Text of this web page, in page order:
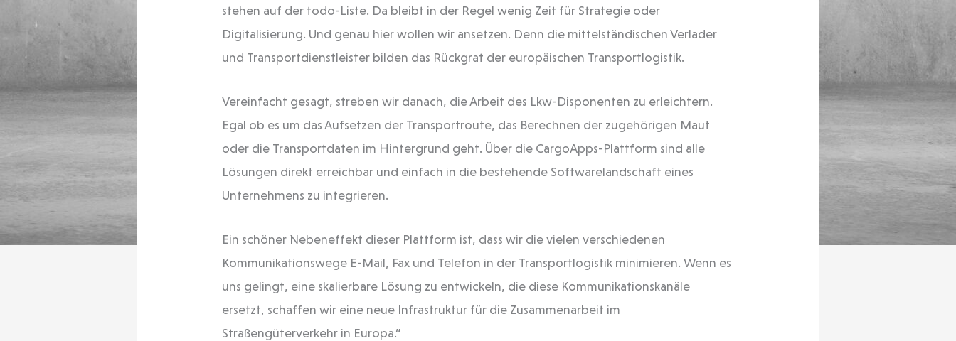
stehen auf der todo-Liste. Da bleibt in der Regel wenig Zeit für Strategie oder
Digitalisierung. Und genau hier wollen wir ansetzen. Denn die mittelständischen Verlader
und Transportdienstleister bilden das Rückgrat der europäischen Transportlogistik.
Vereinfacht gesagt, streben wir danach, die Arbeit des Lkw-Disponenten zu erleichtern.
Egal ob es um das Aufsetzen der Transportroute, das Berechnen der zugehörigen Maut
oder die Transportdaten im Hintergrund geht. Über die CargoApps-Plattform sind alle
Lösungen direkt erreichbar und einfach in die bestehende Softwarelandschaft eines
Unternehmens zu integrieren.
Ein schöner Nebeneffekt dieser Plattform ist, dass wir die vielen verschiedenen
Kommunikationswege E-Mail, Fax und Telefon in der Transportlogistik minimieren. Wenn es
uns gelingt, eine skalierbare Lösung zu entwickeln, die diese Kommunikationskanäle
ersetzt, schaffen wir eine neue Infrastruktur für die Zusammenarbeit im
Straßengüterverkehr in Europa.“